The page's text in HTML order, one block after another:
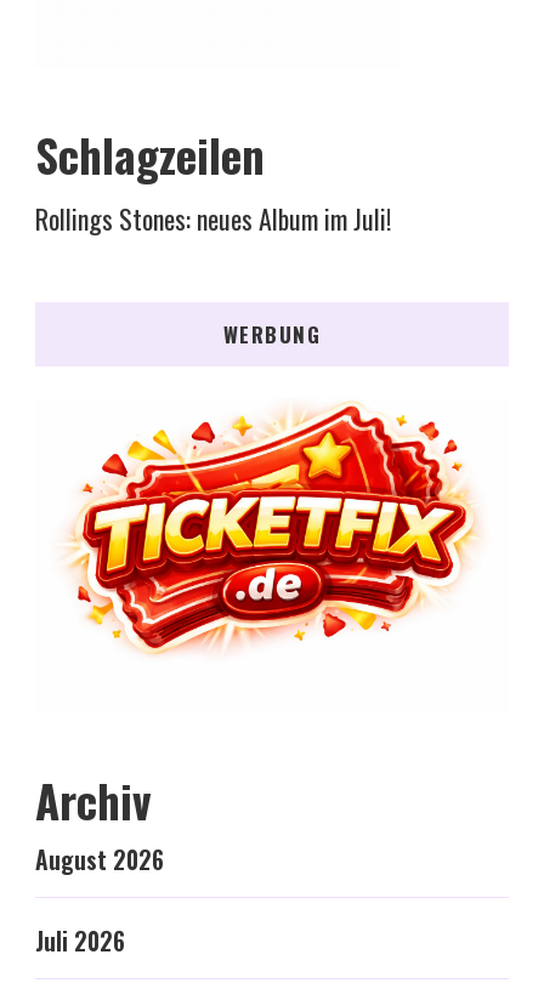
Schlagzeilen
Rollings Stones: neues Album im Juli!
WERBUNG
Archiv
August 2026
Juli 2026